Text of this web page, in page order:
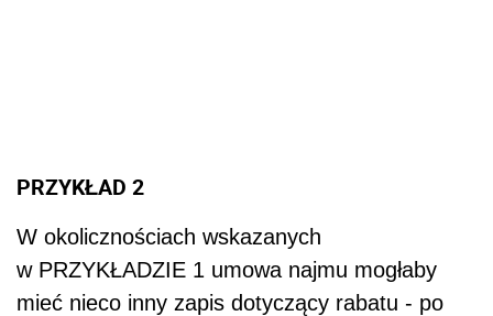
PRZYKŁAD 2
W okolicznościach wskazanych
w PRZYKŁADZIE 1 umowa najmu mogłaby
mieć nieco inny zapis dotyczący rabatu - po